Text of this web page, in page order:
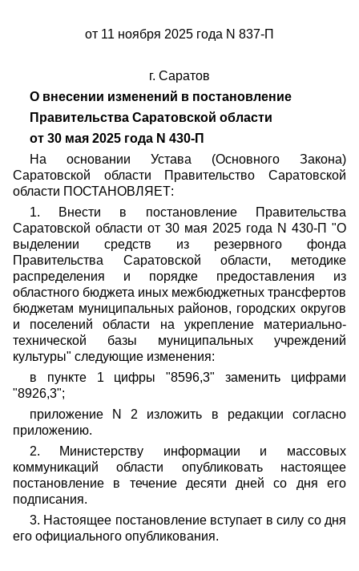
от 11 ноября 2025 года N 837-П
г. Саратов
О внесении изменений в постановление
Правительства Саратовской области
от 30 мая 2025 года N 430-П
На основании Устава (Основного Закона)
Саратовской области Правительство Саратовской
области ПОСТАНОВЛЯЕТ:
1. Внести в постановление Правительства
Саратовской области от 30 мая 2025 года N 430-П "О
выделении средств из резервного фонда
Правительства Саратовской области, методике
распределения и порядке предоставления из
областного бюджета иных межбюджетных трансфертов
бюджетам муниципальных районов, городских округов
и поселений области на укрепление материально-
технической базы муниципальных учреждений
культуры" следующие изменения:
в пункте 1 цифры "8596,3" заменить цифрами
"8926,3";
приложение N 2 изложить в редакции согласно
приложению.
2. Министерству информации и массовых
коммуникаций области опубликовать настоящее
постановление в течение десяти дней со дня его
подписания.
3. Настоящее постановление вступает в силу со дня
его официального опубликования.